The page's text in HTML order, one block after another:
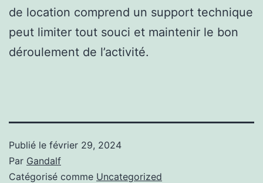
de location comprend un support technique
peut limiter tout souci et maintenir le bon
déroulement de l’activité.
Publié le février 29, 2024
Par Gandalf
Catégorisé comme Uncategorized